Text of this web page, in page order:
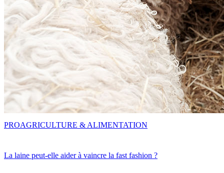
La laine peut-elle aider à vaincre la fast fashion ?
PROAGRICULTURE & ALIMENTATION